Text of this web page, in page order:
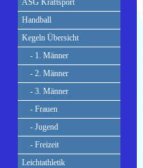
ASG Kraftsport
Handball
Kegeln Übersicht
- 1. Männer
- 2. Männer
- 3. Männer
- Frauen
- Jugend
- Freizeit
Leichtathletik